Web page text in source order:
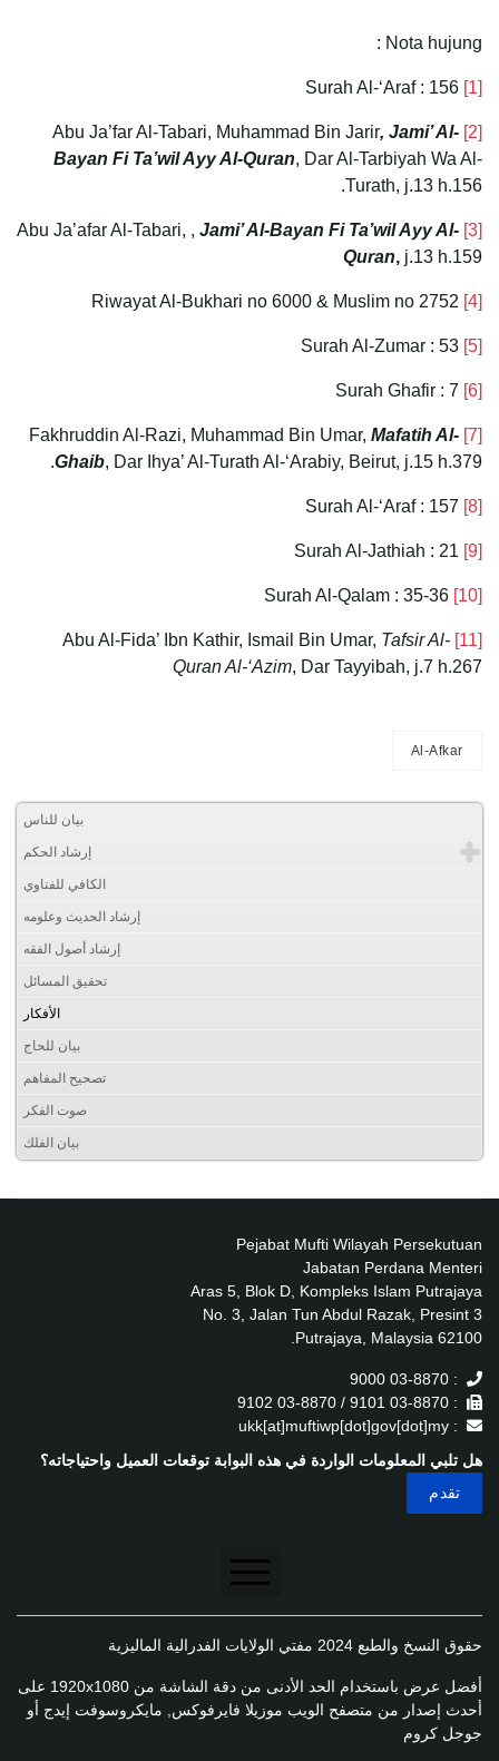
Nota hujung :
[1]
[2]
, Jami’ Al-
Bayan Fi Ta’wil Ayy Al-Quran, Dar Al-Tarbiyah Wa Al-
Turath, j.13 h.156.
[3]
Jami’ Al-Bayan Fi Ta’wil Ayy Al-
Quran, j.13 h.159
[4]
[5]
[6]
[7]
Mafatih Al-
Ghaib, Dar Ihya’ Al-Turath Al-‘Arabiy, Beirut, j.15 h.379.
[8]
[9]
[10]
[11]
Tafsir Al-
Quran Al-‘Azim, Dar Tayyibah, j.7 h.267
Al-Afkar
بيان للناس
إرشاد الحكم
الكافي للفتاوي
إرشاد الحديث وعلومه
إرشاد أصول الفقه
تحقيق المسائل
الأفكار
بيان للحاج
تصحيح المفاهم
صوت الفكر
بيان الفلك
Pejabat Mufti Wilayah Persekutuan
Jabatan Perdana Menteri
Aras 5, Blok D, Kompleks Islam Putrajaya
No. 3, Jalan Tun Abdul Razak, Presint 3
62100 Putrajaya, Malaysia.
: 03-8870 9000
: 03-8870 9101 / 03-8870 9102
: ukk[at]muftiwp[dot]gov[dot]my
هل تلبي المعلومات الواردة في هذه البوابة توقعات العميل واحتياجاته؟
تنصل
سياسة الخصوصية
سياسة الخصوصية
سياسة تطبيق الخصوصية
حقوق النسخ والطبع 2024 مفتي الولايات الفدرالية الماليزية
أفضل عرض باستخدام الحد الأدنى من دقة الشاشة من 1920x1080 على
أحدث إصدار من متصفح الويب موزيلا فايرفوكس, مايكروسوفت إيدج أو
جوجل كروم